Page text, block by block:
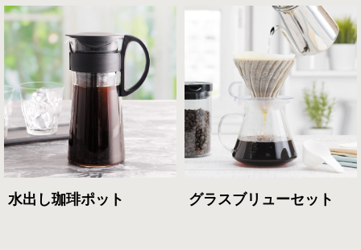
水出し珈琲ポット グラスブリューセット